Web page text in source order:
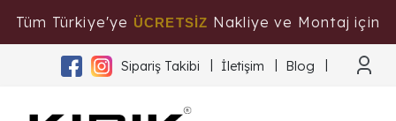
Tüm Türkiye'ye ÜCRETSİZ Nakliye ve Montaj için
Tıklayınız
Sipariş Takibi İletişim Blog